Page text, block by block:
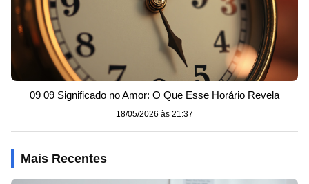
09 09 Significado no Amor: O Que Esse Horário Revela
18/05/2026 às 21:37
Mais Recentes